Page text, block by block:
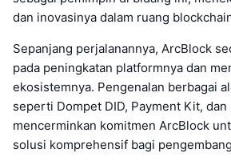
dan inovasinya dalam ruang
Sepanjang perjalanannya, ArcBlock
pada peningkatan platformnya dan
ekosistemnya. Pengenalan berbagai
seperti Dompet DID, Payment Kit, dan
mencerminkan komitmen ArcBlock
solusi komprehensif bagi